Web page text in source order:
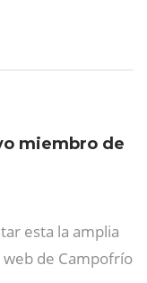
miembro de
esta la amplia
de Campofrío